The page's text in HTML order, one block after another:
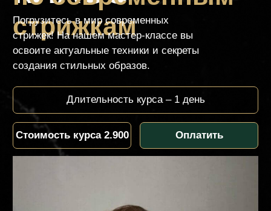
создания стильных образов.
Оплатить
Стоимость курса 2.900
Длительность курса – 1 день